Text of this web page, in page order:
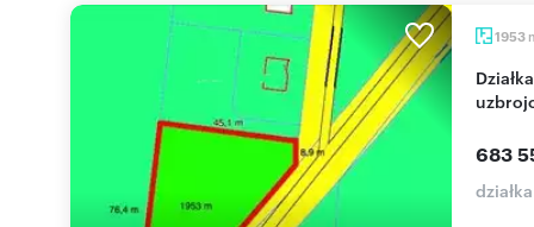
1953
Działka 1953 m² pod dom jednorodzinny,
683